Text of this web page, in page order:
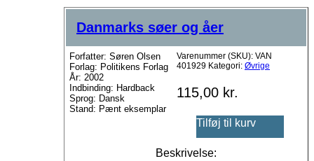
Danmarks søer og åer
Forfatter: Søren Olsen
Forlag: Politikens Forlag
År: 2002
Indbinding: Hardback
Sprog: Dansk
Stand: Pænt eksemplar
Varenummer (SKU): VAN
401929 Kategori: Øvrige
115,00 kr.
Tilføj til kurv
Beskrivelse: